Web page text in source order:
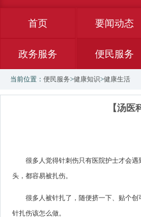
首页 要闻动态
政务服务 便民服务
当前位置： 便民服务>健康知识>健康生活
【汤
很多人觉得针刺伤只有医院护士才会
头，都容易被扎伤。
很多人被针扎了，随便挤一下、贴个
针扎伤该怎么做。